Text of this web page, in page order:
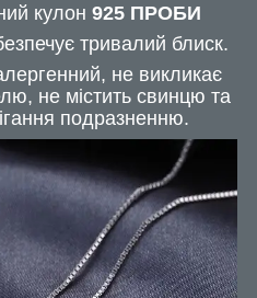
кулон 925 ПРОБИ
тривалий блиск.
не викликає
не містить свинцю та
подразненню.